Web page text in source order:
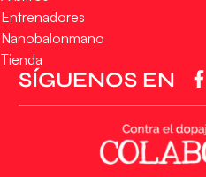
Entrenadores
Nanobalonmano
Tienda
SÍGUENOS EN